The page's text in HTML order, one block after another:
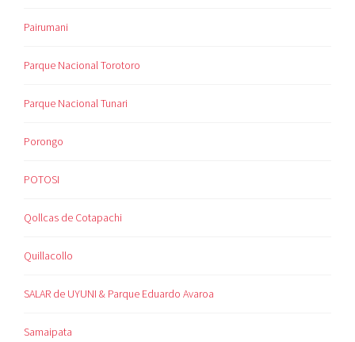
Pairumani
Parque Nacional Torotoro
Parque Nacional Tunari
Porongo
POTOSI
Qollcas de Cotapachi
Quillacollo
SALAR de UYUNI & Parque Eduardo Avaroa
Samaipata